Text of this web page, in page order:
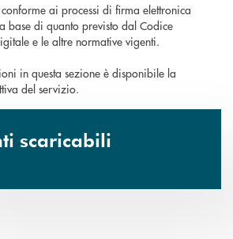
ai processi di firma elettronica
base di quanto previsto dal Codice
e le altre normative vigenti.
in questa sezione è disponibile la
del servizio.
scaricabili